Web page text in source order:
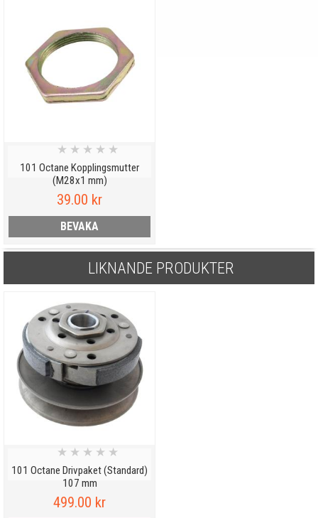
101 Octane Kopplingsmutter
(M28x1 mm)
★ ★ ★ ★ ★
39.00 kr
BEVAKA
LIKNANDE PRODUKTER
101 Octane Drivpaket (Standard)
107 mm
★ ★ ★ ★ ★
499.00 kr